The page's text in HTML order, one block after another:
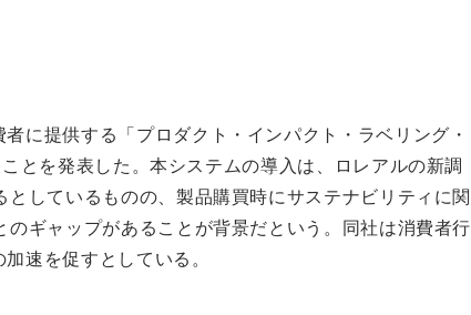
に提供する「プロダクト・インパクト・ラベリング・
とを発表した。本システムの導入は、ロレアルの新調
しているものの、製品購買時にサステナビリティに関
ギャップがあることが背景だという。同社は消費者行
速を促すとしている。